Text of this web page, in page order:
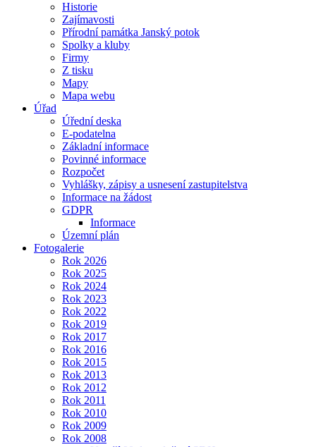
Historie
Zajímavosti
Přírodní památka Janský potok
Spolky a kluby
Firmy
Z tisku
Mapy
Mapa webu
Úřad
Úřední deska
E-podatelna
Základní informace
Povinné informace
Rozpočet
Vyhlášky, zápisy a usnesení zastupitelstva
Informace na žádost
GDPR
Informace
Územní plán
Fotogalerie
Rok 2026
Rok 2025
Rok 2024
Rok 2023
Rok 2022
Rok 2019
Rok 2017
Rok 2016
Rok 2015
Rok 2013
Rok 2012
Rok 2011
Rok 2010
Rok 2009
Rok 2008